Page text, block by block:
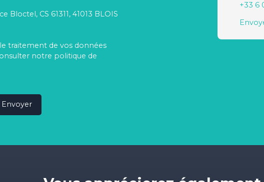
Bloctel, CS 61311, 41013 BLOIS
traitement de vos données
notre politique de
Envoyer
+33 6